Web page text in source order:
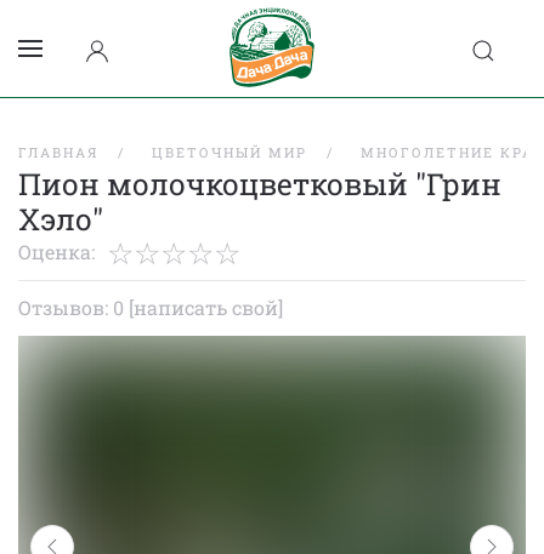
ГЛАВНАЯ ЦВЕТОЧНЫЙ МИР МНОГОЛЕТНИЕ
Пион молочкоцветковый "Грин
Хэло"
Оценка:
Отзывов: 0 [написать свой]